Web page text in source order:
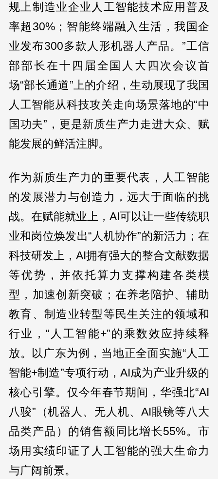
规上制造业企业人工智能技术应用普及
率超30%；智能终端融入生活，我国企
业发布300多款人形机器人产品。”工信
部部长在十四届全国人大四次会议首
场“部长通道”上的介绍，生动展现了我国
人工智能从科技攻关走向场景落地的“中
国功夫”，更是新质生产力走进大众、赋
能发展的鲜活注脚。
作为新质生产力的重要代表，人工智能
的发展潜力与创造力，远大于面临的挑
战。在赋能就业上，AI可以让一些传统职
业和岗位焕发出“人机协作”的新活力；在
科技研发上，AI拥有强大的整合文献数据
等优势，并依托算力支撑构建各类模
型，加速创新突破；在养老陪护、辅助
教育、制造业转型等民生关注的领域和
行业，“人工智能+”的乘数效应持续释
放。以广东为例，当地正全面实施“人工
智能+制造”专项行动，AI成为产业升级的
核心引擎。仅今年春节期间，华强北“AI
八骏”（机器人、无人机、AI眼镜等八大
品类产品）的销售额同比增长55%。市
场用实绩印证了人工智能的强大生命力
与广阔前景。